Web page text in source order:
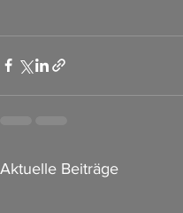
Aktuelle Beiträge